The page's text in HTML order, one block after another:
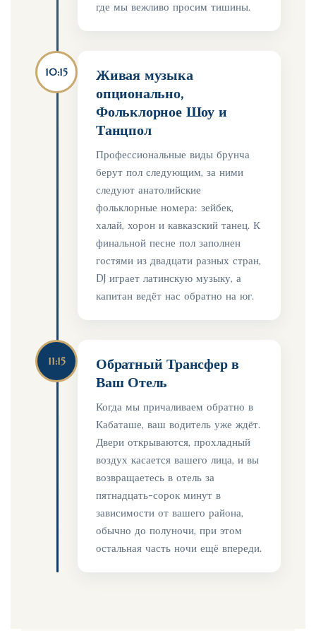
где мы вежливо просим тишины.
10:15
Живая музыка
опционально,
Фольклорное Шоу и
Танцпол
Профессиональные виды брунча
берут пол следующим, за ними
следуют анатолийские
фольклорные номера: зейбек,
халай, хорон и кавказский танец. К
финальной песне пол заполнен
гостями из двадцати разных стран,
DJ играет латинскую музыку, а
капитан ведёт нас обратно на юг.
11:15
Обратный Трансфер в
Ваш Отель
Когда мы причаливаем обратно в
Кабаташе, ваш водитель уже ждёт.
Двери открываются, прохладный
воздух касается вашего лица, и вы
возвращаетесь в отель за
пятнадцать-сорок минут в
зависимости от вашего района,
обычно до полуночи, при этом
остальная часть ночи ещё впереди.